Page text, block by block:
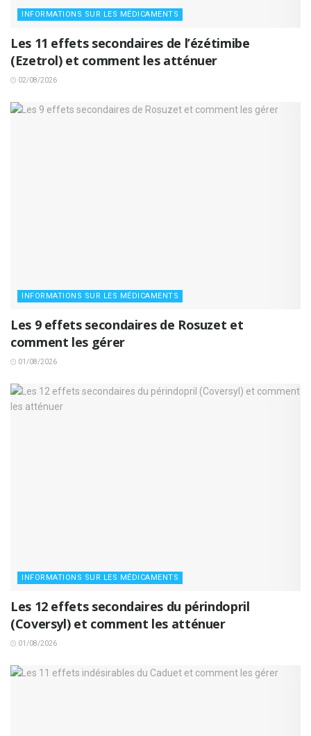
INFORMATIONS SUR LES MÉDICAMENTS
Les 11 effets secondaires de l’ézétimibe
(Ezetrol) et comment les atténuer
02/08/2026
INFORMATIONS SUR LES MÉDICAMENTS
Les 9 effets secondaires de Rosuzet et
comment les gérer
01/08/2026
INFORMATIONS SUR LES MÉDICAMENTS
Les 12 effets secondaires du périndopril
(Coversyl) et comment les atténuer
01/08/2026